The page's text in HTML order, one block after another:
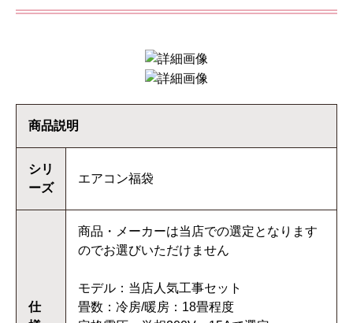
商品説明
シリ
ーズ
エアコン福袋
仕
商品・メーカーは当店での選定となります
のでお選びいただけません
モデル：当店人気工事セット
畳数：冷房/暖房：18畳程度